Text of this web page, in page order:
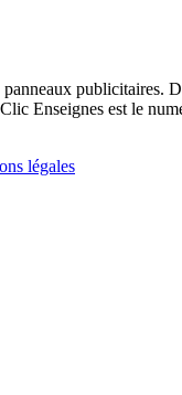
publicitaires.
Enseignes est le
légales